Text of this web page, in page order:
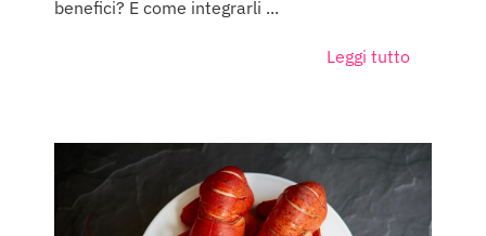
benefici? E come integrarli ...
Leggi tutto